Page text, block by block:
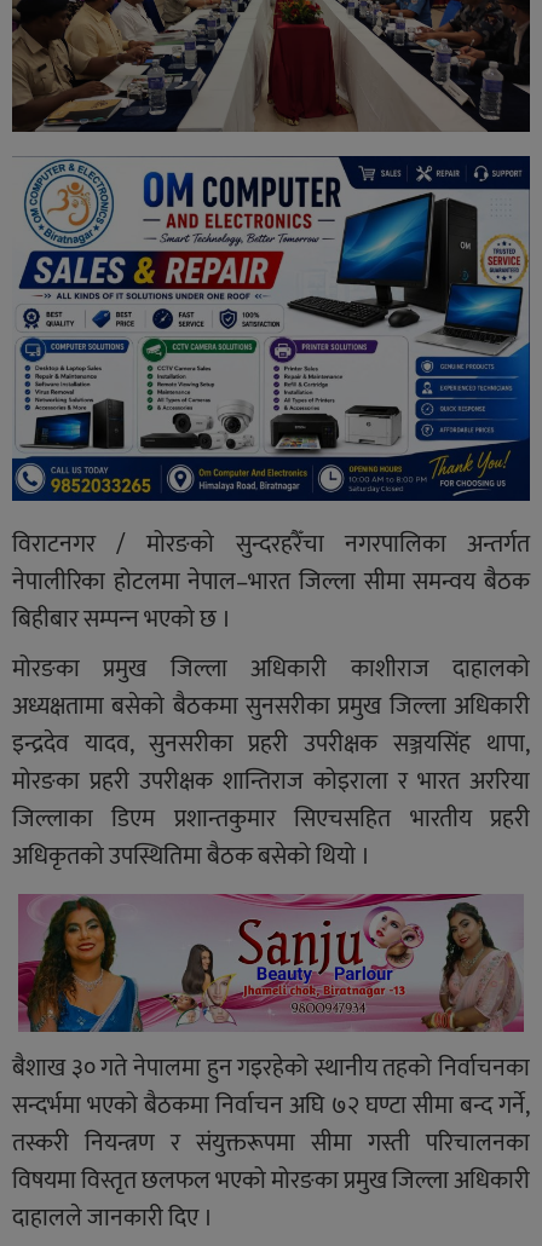
विराटनगर / मोरङको सुन्दरहरैँचा नगरपालिका अन्तर्गत
नेपालीरिका होटलमा नेपाल–भारत जिल्ला सीमा समन्वय बैठक
बिहीबार सम्पन्‍न भएको छ ।
मोरङका प्रमुख जिल्ला अधिकारी काशीराज दाहालको
अध्यक्षतामा बसेको बैठकमा सुनसरीका प्रमुख जिल्ला अधिकारी
इन्द्रदेव यादव, सुनसरीका प्रहरी उपरीक्षक सञ्जयसिंह थापा,
मोरङका प्रहरी उपरीक्षक शान्तिराज कोइराला र भारत अररिया
जिल्लाका डिएम प्रशान्तकुमार सिएचसहित भारतीय प्रहरी
अधिकृतको उपस्थितिमा बैठक बसेको थियो ।
बैशाख ३० गते नेपालमा हुन गइरहेको स्थानीय तहको निर्वाचनका
सन्दर्भमा भएको बैठकमा निर्वाचन अघि ७२ घण्टा सीमा बन्द गर्ने,
तस्करी नियन्त्रण र संयुक्तरूपमा सीमा गस्ती परिचालनका
विषयमा विस्तृत छलफल भएको मोरङका प्रमुख जिल्ला अधिकारी
दाहालले जानकारी दिए ।